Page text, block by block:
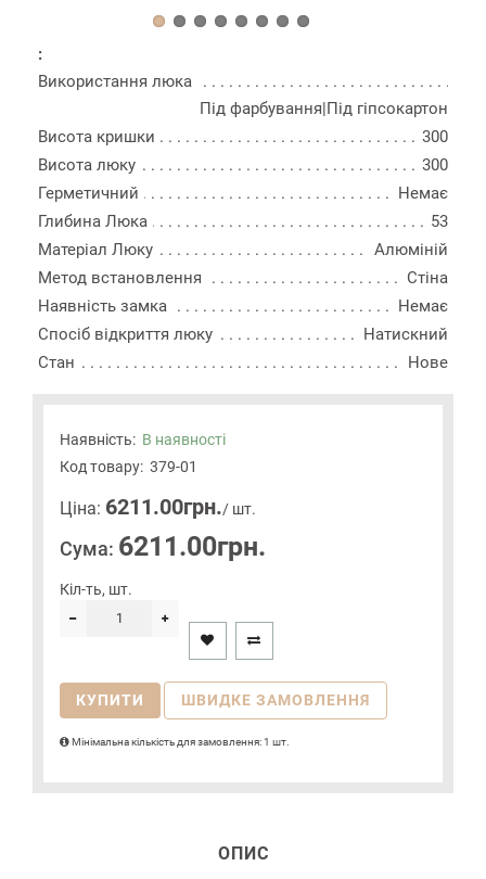
:
Використання люка
Під фарбування|Під гіпсокартон
Висота кришки
300
Висота люку
300
Герметичний
Немає
Глибина Люка
53
Матеріал Люку
Алюміній
Метод встановлення
Стіна
Наявність замка
Немає
Спосіб відкриття люку
Натискний
Стан
Нове
Наявність: В наявності
Код товару: 379-01
Цiна: 6211.00грн./ шт.
Сума: 6211.00грн.
Кіл-ть, шт.
КУПИТИ ШВИДКЕ ЗАМОВЛЕННЯ
Мінімальна кількість для замовлення: 1 шт.
ОПИС